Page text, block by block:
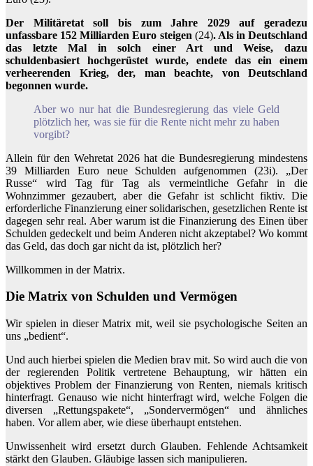
Der Militäretat soll bis zum Jahre 2029 auf geradezu
unfassbare 152 Milliarden Euro steigen (24). Als in Deutschland
das letzte Mal in solch einer Art und Weise, dazu
schuldenbasiert hochgerüstet wurde, endete das ein einem
verheerenden Krieg, der, man beachte, von Deutschland
begonnen wurde.
Aber wo nur hat die Bundesregierung das viele Geld
plötzlich her, was sie für die Rente nicht mehr zu haben
vorgibt?
Allein für den Wehretat 2026 hat die Bundesregierung mindestens
39 Milliarden Euro neue Schulden aufgenommen (23i). „Der
Russe“ wird Tag für Tag als vermeintliche Gefahr in die
Wohnzimmer gezaubert, aber die Gefahr ist schlicht fiktiv. Die
erforderliche Finanzierung einer solidarischen, gesetzlichen Rente ist
dagegen sehr real. Aber warum ist die Finanzierung des Einen über
Schulden gedeckelt und beim Anderen nicht akzeptabel? Wo kommt
das Geld, das doch gar nicht da ist, plötzlich her?
Willkommen in der Matrix.
Die Matrix von Schulden und Vermögen
Wir spielen in dieser Matrix mit, weil sie psychologische Seiten an
uns „bedient“.
Und auch hierbei spielen die Medien brav mit. So wird auch die von
der regierenden Politik vertretene Behauptung, wir hätten ein
objektives Problem der Finanzierung von Renten, niemals kritisch
hinterfragt. Genauso wie nicht hinterfragt wird, welche Folgen die
diversen „Rettungspakete“, „Sondervermögen“ und ähnliches
haben. Vor allem aber, wie diese überhaupt entstehen.
Unwissenheit wird ersetzt durch Glauben. Fehlende Achtsamkeit
stärkt den Glauben. Gläubige lassen sich manipulieren.